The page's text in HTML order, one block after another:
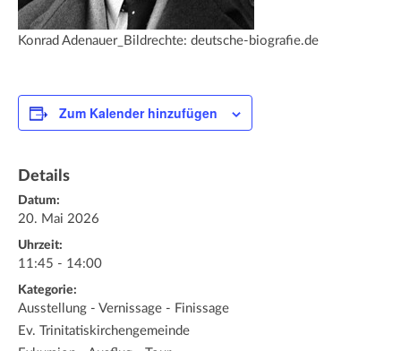
Konrad Adenauer_Bildrechte: deutsche-biografie.de
Zum Kalender hinzufügen
Details
Datum:
20. Mai 2026
Uhrzeit:
11:45 - 14:00
Kategorie:
Ausstellung - Vernissage - Finissage
Ev. Trinitatiskirchengemeinde